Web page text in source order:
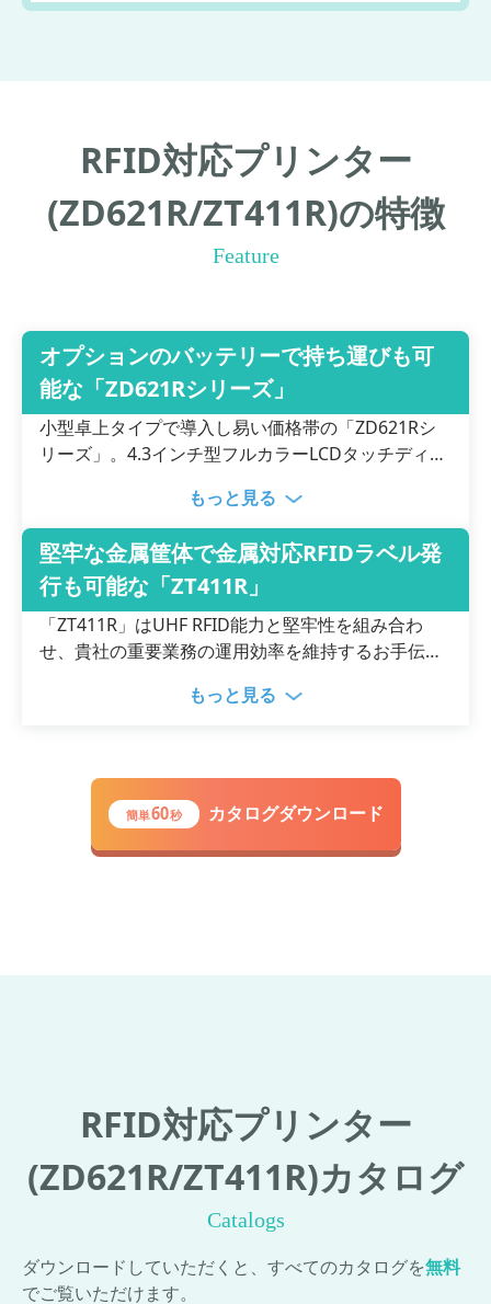
RFID対応プリンター
(ZD621R/ZT411R)の特徴
Feature
オプションのバッテリーで持ち運びも可
能な「ZD621Rシリーズ」
小型卓上タイプで導入し易い価格帯の「ZD621Rシ
リーズ」。4.3インチ型フルカラーLCDタッチディス
ューにはウィザード形式の設定、トラブルシューテ
ィングのアニメーションや日々運用のガイダンスを
標準装備。また、オプションのバッテリーを使用す
ることで広い工場や倉庫で台車などに置いて移動し
ながらRFIDラベルを発行することも可能。オートカ
ッター、剥離機能などのオプションもあります。デ
モ機も提供していますので、ぜひお気軽にお問い合
もっと見る
堅牢な金属筐体で金属対応RFIDラベル発
行も可能な「ZT411R」
「ZT411R」はUHF RFID能力と堅牢性を組み合わ
せ、貴社の重要業務の運用効率を維持するお手伝い
プリンタの状態が一目で分かり、RFIDをはじめとす
か、通常タイプのRFDIラベルの発行も可能。1台で
あらゆるUHF帯RFIDラベルの発行ができるマルチな
端末です。オートカッター、剥離機能などのオプシ
ョンもあります。
もっと見る
簡単60秒 カタログダウンロード
RFID対応プリンター
(ZD621R/ZT411R)カタログ
Catalogs
ダウンロードしていただくと、すべてのカタログを無料
でご覧いただけます。